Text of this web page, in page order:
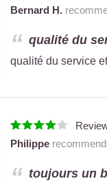
Bernard H.
qualité du
qualité du service
Philippe
toujours un